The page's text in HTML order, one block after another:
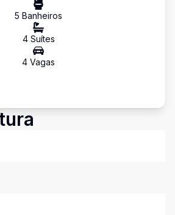
5 Banheiros
4Suítes
4 Vagas